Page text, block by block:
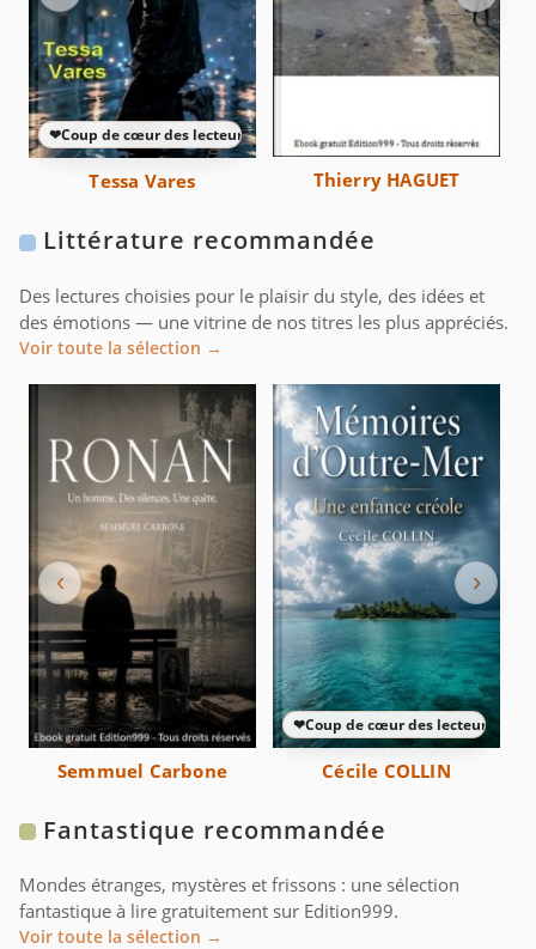
❤Coup de cœur des lecteurs
Tessa Vares Thierry HAGUET
Littérature recommandée
Des lectures choisies pour le plaisir du style, des idées et
des émotions — une vitrine de nos titres les plus appréciés.
Voir toute la sélection →
‹
Semmuel Carbone
❤Coup de cœur des lecteurs
Cécile COLLIN
›
Fantastique recommandée
Mondes étranges, mystères et frissons : une sélection
fantastique à lire gratuitement sur Edition999.
Voir toute la sélection →